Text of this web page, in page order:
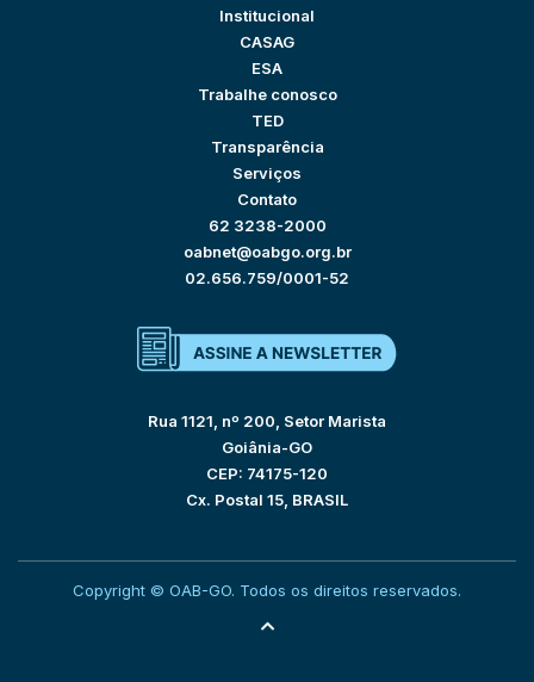
Institucional
CASAG
ESA
Trabalhe conosco
TED
Transparência
Serviços
Contato
62 3238-2000
oabnet@oabgo.org.br
02.656.759/0001-52
Rua 1121, nº 200, Setor Marista
Goiânia-GO
CEP: 74175-120
Cx. Postal 15, BRASIL
Copyright © OAB-GO. Todos os direitos reservados.